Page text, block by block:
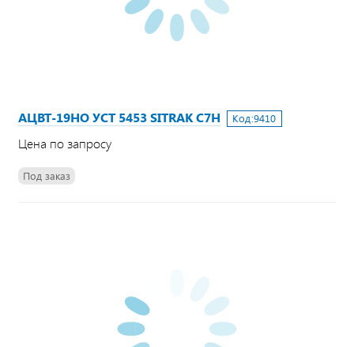
АЦВТ-19НО УСТ 5453 SITRAK C7H Код:9410
Цена по запросу
Под заказ